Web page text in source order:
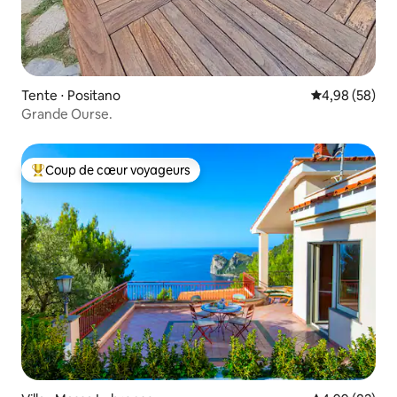
Tente ⋅ Positano Évaluation
4,98 (58)
Grande Ourse.
Coups de cœur voyageurs les plus appréciés
Coup de cœur voyageurs